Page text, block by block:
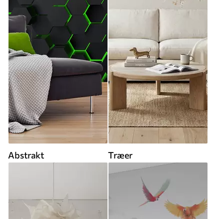
Abstrakt Træer